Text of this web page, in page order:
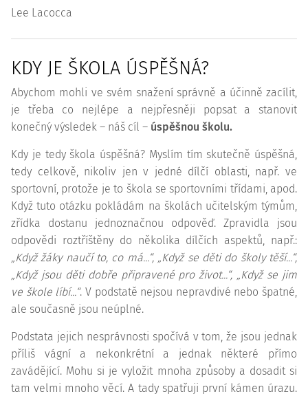
Lee Lacocca
KDY JE ŠKOLA ÚSPĚŠNÁ?
Abychom mohli ve svém snažení správně a účinně zacílit,
je třeba co nejlépe a nejpřesněji popsat a stanovit
konečný výsledek – náš cíl – úspěšnou školu.
Kdy je tedy škola úspěšná? Myslím tím skutečně úspěšná,
tedy celkově, nikoliv jen v jedné dílčí oblasti, např. ve
sportovní, protože je to škola se sportovními třídami, apod.
Když tuto otázku pokládám na školách učitelským týmům,
zřídka dostanu jednoznačnou odpověď. Zpravidla jsou
odpovědi roztříštěny do několika dílčích aspektů, např.:
„Když žáky naučí to, co má...“, „Když se děti do školy těší...“,
„Když jsou děti dobře připravené pro život...“, „Když se jim
ve škole líbí...“. V podstatě nejsou nepravdivé nebo špatné,
ale současně jsou neúplné.
Podstata jejich nesprávnosti spočívá v tom, že jsou jednak
příliš vágní a nekonkrétní a jednak některé přímo
zavádějící. Mohu si je vyložit mnoha způsoby a dosadit si
tam velmi mnoho věcí. A tady spatřuji první kámen úrazu.